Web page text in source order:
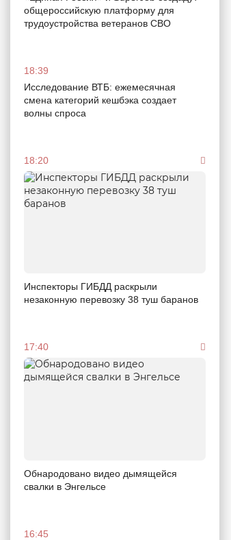
общероссийскую платформу для
трудоустройства ветеранов СВО
18:39
Исследование ВТБ: ежемесячная
смена категорий кешбэка создает
волны спроса
18:20
Инспекторы ГИБДД раскрыли
незаконную перевозку 38 туш баранов
17:40
Обнародовано видео дымящейся
свалки в Энгельсе
16:45